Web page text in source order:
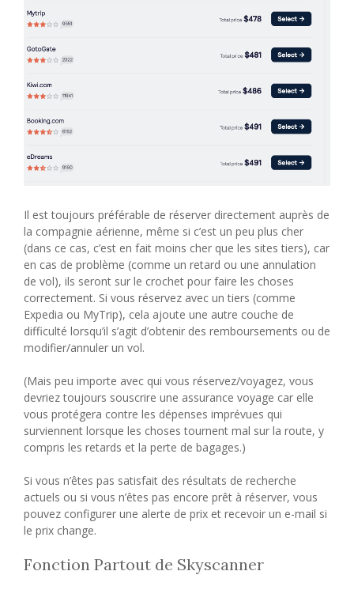
Il est toujours préférable de réserver directement auprès de
la compagnie aérienne, même si c’est un peu plus cher
(dans ce cas, c’est en fait moins cher que les sites tiers), car
en cas de problème (comme un retard ou une annulation
de vol), ils seront sur le crochet pour faire les choses
correctement. Si vous réservez avec un tiers (comme
Expedia ou MyTrip), cela ajoute une autre couche de
difficulté lorsqu’il s’agit d’obtenir des remboursements ou de
modifier/annuler un vol.
(Mais peu importe avec qui vous réservez/voyagez, vous
devriez toujours souscrire une assurance voyage car elle
vous protégera contre les dépenses imprévues qui
surviennent lorsque les choses tournent mal sur la route, y
compris les retards et la perte de bagages.)
Si vous n’êtes pas satisfait des résultats de recherche
actuels ou si vous n’êtes pas encore prêt à réserver, vous
pouvez configurer une alerte de prix et recevoir un e-mail si
le prix change.
Fonction Partout de Skyscanner